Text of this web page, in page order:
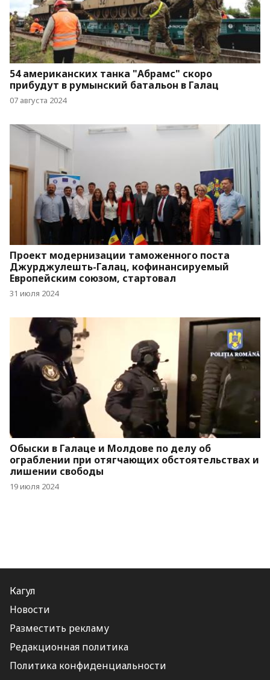
54 американских танка "Абрамс" скоро
прибудут в румынский батальон в Галац
07 августа 2024
Проект модернизации таможенного поста
Джурджулешть-Галац, кофинансируемый
Европейским союзом, стартовал
31 июля 2024
Обыски в Галаце и Молдове по делу об
ограблении при отягчающих обстоятельствах и
лишении свободы
19 июля 2024
Кагул
Новости
Разместить рекламу
Редакционная политика
Политика конфиденциальности